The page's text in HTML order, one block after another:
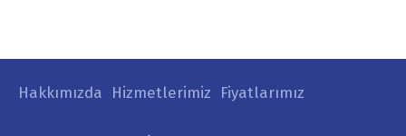
Hakkımızda Hizmetlerimiz Fiyatlarımız